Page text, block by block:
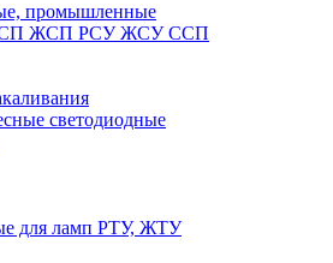
промышленные
ЖСП РСУ ЖСУ ССП
светодиодные
для ламп РТУ, ЖТУ